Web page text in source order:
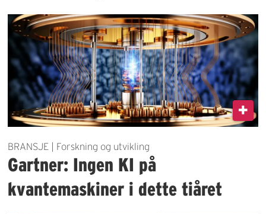
BRANSJE | Forskning og utvikling
Gartner: Ingen KI på
kvantemaskiner i dette tiåret